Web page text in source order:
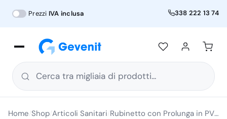
Prezzi IVA inclusa 338 222 13 74
Cerca tra migliaia di prodotti...
Home Shop Articoli Sanitari Rubinetto con Prolunga in PVC a Tre Vie Lipido Resistente DM IIA 20 Pezzi